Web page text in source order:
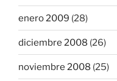
enero 2009 (28)
diciembre 2008 (26)
noviembre 2008 (25)